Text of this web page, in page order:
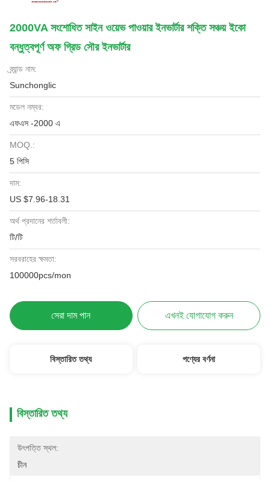
2000VA সংশোধিত সাইন ওয়েভ পাওয়ার ইনভার্টার শক্তি সঞ্চয় ইকো
বন্ধুত্বপূর্ণ অফ গ্রিড সৌর ইনভার্টার
ব্র্যান্ড নাম:
Sunchonglic
মডেল নম্বর:
এফএস -2000 এ
MOQ.:
5 পিসি
দাম:
US $7.96-18.31
অর্থ প্রদানের শর্তাবলী:
টি/টি
সরবরাহের ক্ষমতা:
100000pcs/mon
সেরা দাম পান এখনই যোগাযোগ করুন
বিস্তারিত তথ্য পণ্যের বর্ণনা
বিস্তারিত তথ্য
উৎপত্তি স্থল:
চীন